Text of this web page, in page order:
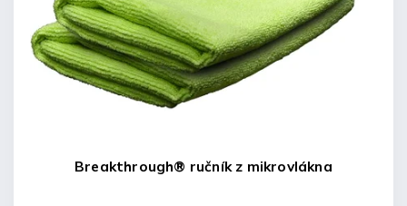
Breakthrough® ručník z mikrovlákna